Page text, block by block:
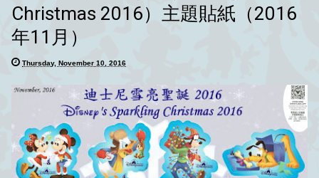
Christmas 2016）主題貼紙（2016
年11月）
Thursday, November 10, 2016